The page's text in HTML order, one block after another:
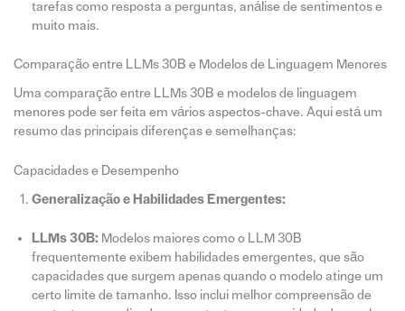
tarefas como resposta a perguntas, análise de sentimentos e
muito mais.
Comparação entre LLMs 30B e Modelos de Linguagem Menores
Uma comparação entre LLMs 30B e modelos de linguagem
menores pode ser feita em vários aspectos-chave. Aqui está um
resumo das principais diferenças e semelhanças:
Capacidades e Desempenho
Generalização e Habilidades Emergentes:
LLMs 30B: Modelos maiores como o LLM 30B
frequentemente exibem habilidades emergentes, que são
capacidades que surgem apenas quando o modelo atinge um
certo limite de tamanho. Isso inclui melhor compreensão de